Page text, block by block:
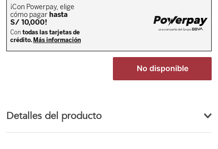
Mi cuenta
Favoritos
No disponible
Detalles del producto